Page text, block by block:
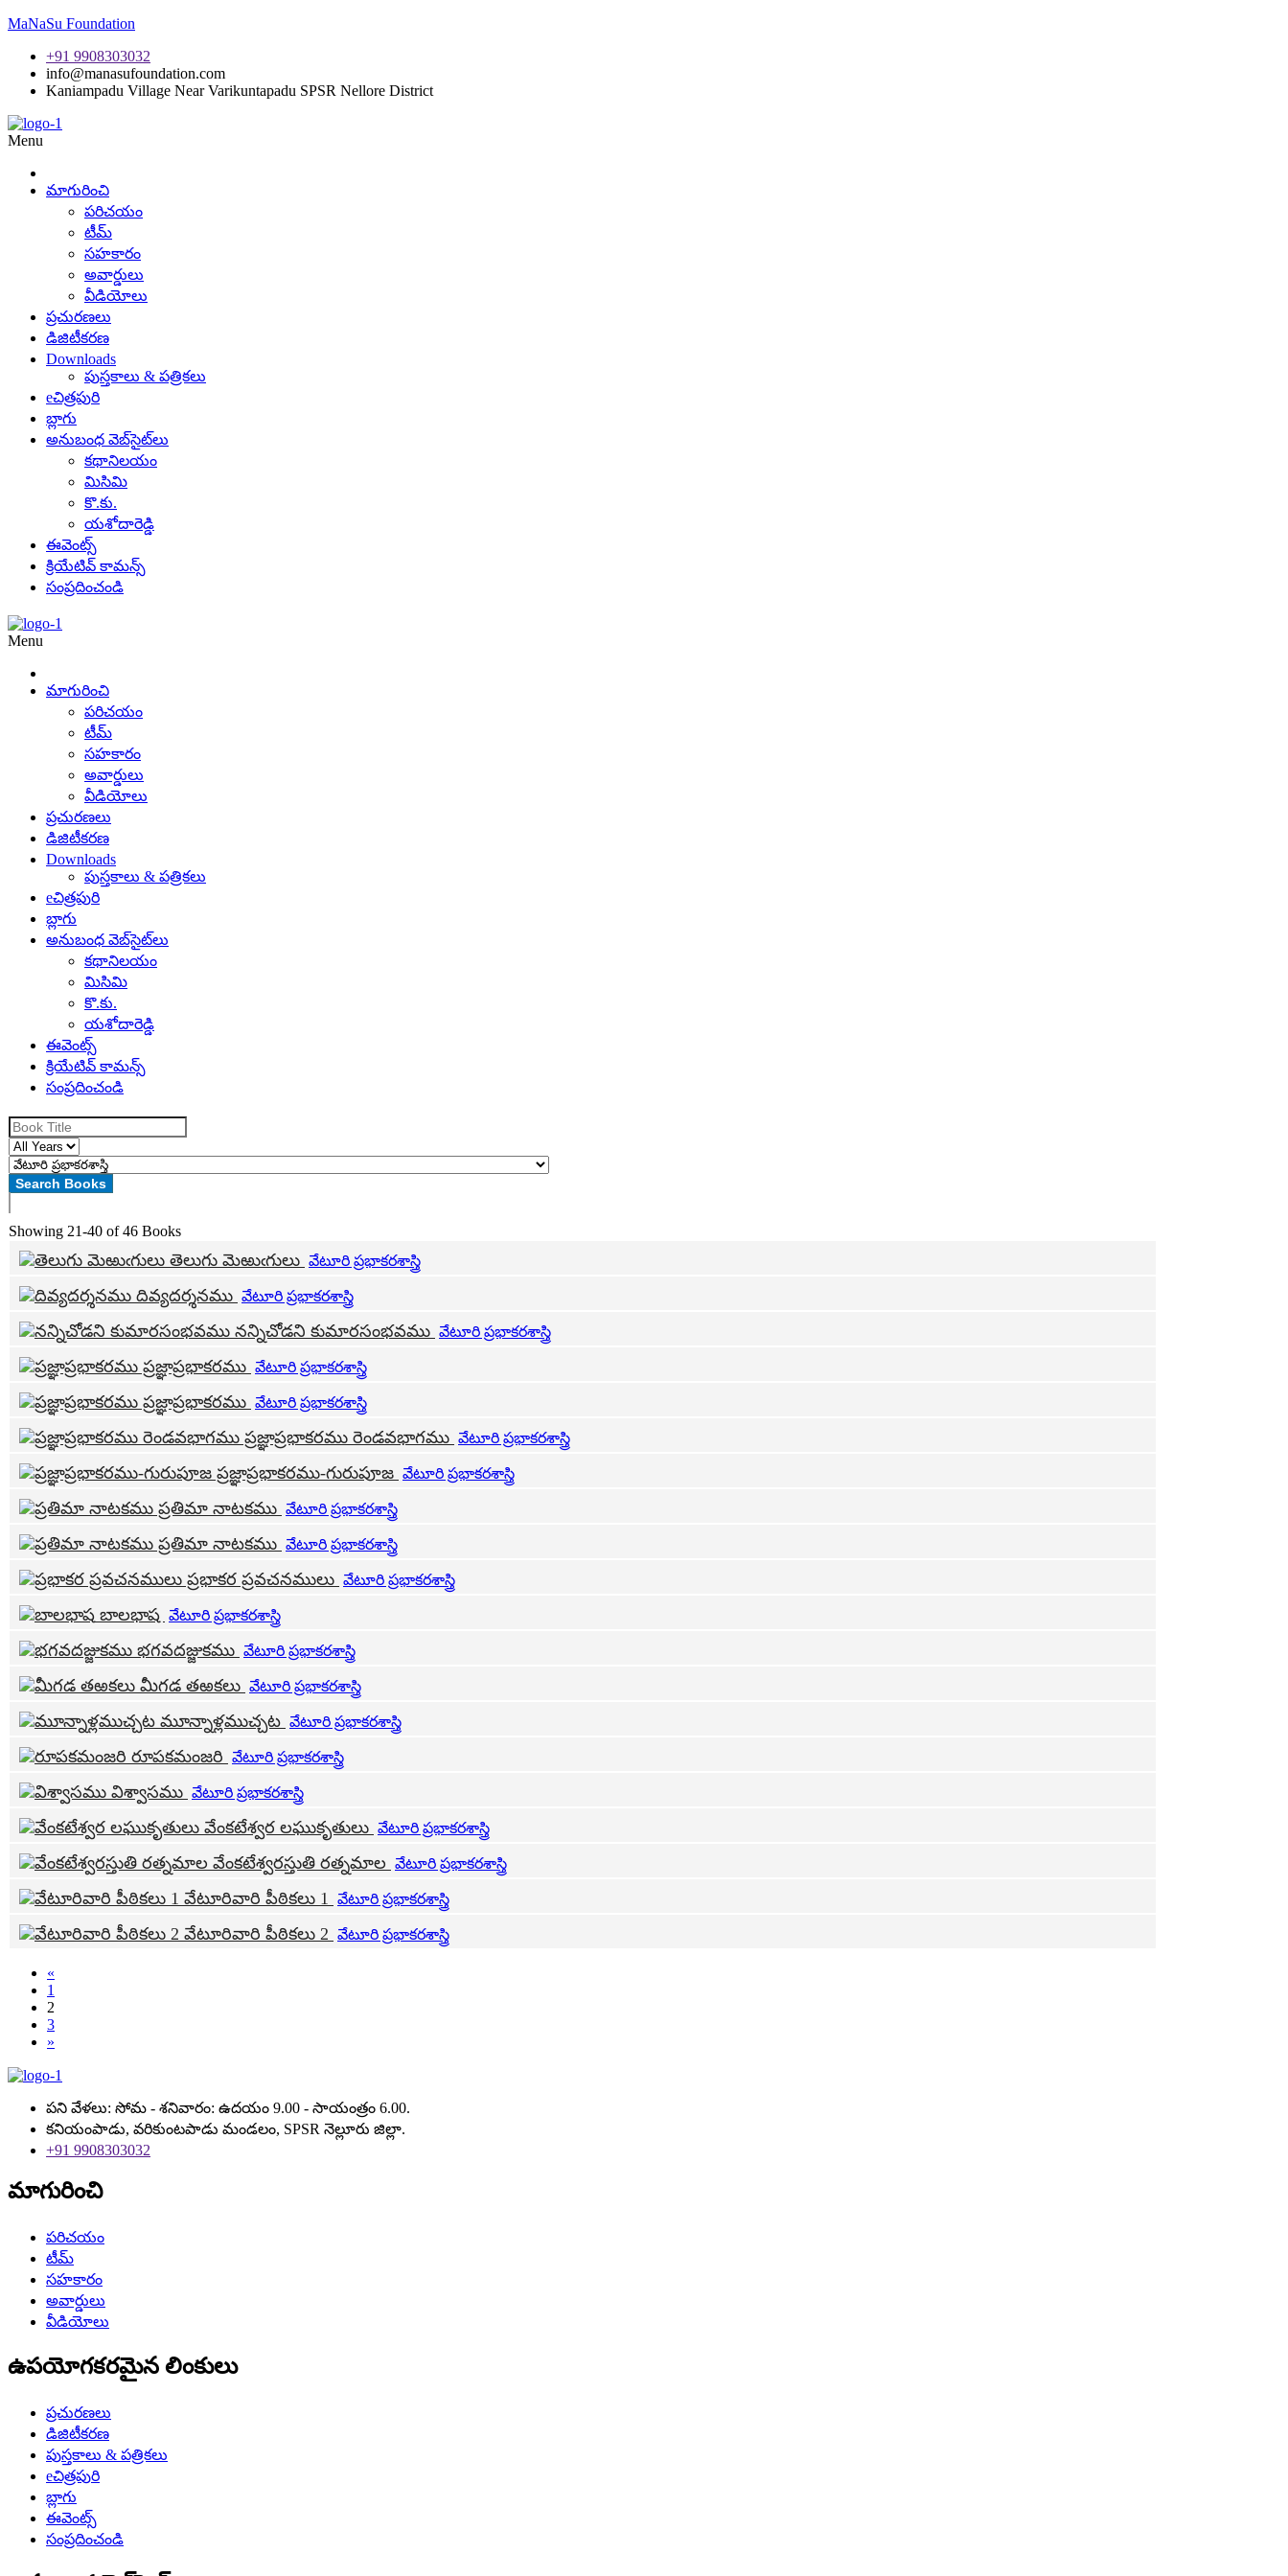
MaNaSu Foundation
+91 9908303032
info@manasufoundation.com
Kaniampadu Village Near Varikuntapadu SPSR Nellore District
Menu
మాగురించి
పరిచయం
టీమ్
సహకారం
అవార్డులు
వీడియోలు
ప్రచురణలు
డిజిటీకరణ
Downloads
పుస్తకాలు & పత్రికలు
eచిత్రపురి
బ్లాగు
అనుబంధ వెబ్‌సైట్‌లు
కథానిలయం
మిసిమి
కొ.కు.
యశోదారెడ్డి
ఈవెంట్స్
క్రియేటివ్ కామన్స్
సంప్రదించండి
Menu
మాగురించి
పరిచయం
టీమ్
సహకారం
అవార్డులు
వీడియోలు
ప్రచురణలు
డిజిటీకరణ
Downloads
పుస్తకాలు & పత్రికలు
eచిత్రపురి
బ్లాగు
అనుబంధ వెబ్‌సైట్‌లు
కథానిలయం
మిసిమి
కొ.కు.
యశోదారెడ్డి
ఈవెంట్స్
క్రియేటివ్ కామన్స్
సంప్రదించండి
Showing 21-40 of 46 Books
తెలుగు మెఱుఁగులు వేటూరి ప్రభాకరశాస్త్రి
దివ్యదర్శనము వేటూరి ప్రభాకరశాస్త్రి
నన్నిచోడని కుమారసంభవము వేటూరి ప్రభాకరశాస్త్రి
ప్రజ్ఞాప్రభాకరము వేటూరి ప్రభాకరశాస్త్రి
ప్రజ్ఞాప్రభాకరము వేటూరి ప్రభాకరశాస్త్రి
ప్రజ్ఞాప్రభాకరము రెండవభాగము వేటూరి ప్రభాకరశాస్త్రి
ప్రజ్ఞాప్రభాకరము-గురుపూజ వేటూరి ప్రభాకరశాస్త్రి
ప్రతిమా నాటకము వేటూరి ప్రభాకరశాస్త్రి
ప్రతిమా నాటకము వేటూరి ప్రభాకరశాస్త్రి
ప్రభాకర ప్రవచనములు వేటూరి ప్రభాకరశాస్త్రి
బాలభాష వేటూరి ప్రభాకరశాస్త్రి
భగవదజ్జుకము వేటూరి ప్రభాకరశాస్త్రి
మీగడ తఱకలు వేటూరి ప్రభాకరశాస్త్రి
మూన్నాళ్లముచ్చట వేటూరి ప్రభాకరశాస్త్రి
రూపకమంజరి వేటూరి ప్రభాకరశాస్త్రి
విశ్వాసము వేటూరి ప్రభాకరశాస్త్రి
వేంకటేశ్వర లఘుకృతులు వేటూరి ప్రభాకరశాస్త్రి
వేంకటేశ్వరస్తుతి రత్నమాల వేటూరి ప్రభాకరశాస్త్రి
వేటూరివారి పీఠికలు 1 వేటూరి ప్రభాకరశాస్త్రి
వేటూరివారి పీఠికలు 2 వేటూరి ప్రభాకరశాస్త్రి
«
1
2
3
»
పని వేళలు: సోమ - శనివారం: ఉదయం 9.00 - సాయంత్రం 6.00.
కనియంపాడు, వరికుంటపాడు మండలం, SPSR నెల్లూరు జిల్లా.
+91 9908303032
మాగురించి
పరిచయం
టీమ్
సహకారం
అవార్డులు
వీడియోలు
ఉపయోగకరమైన లింకులు
ప్రచురణలు
డిజిటీకరణ
పుస్తకాలు & పత్రికలు
eచిత్రపురి
బ్లాగు
ఈవెంట్స్
సంప్రదించండి